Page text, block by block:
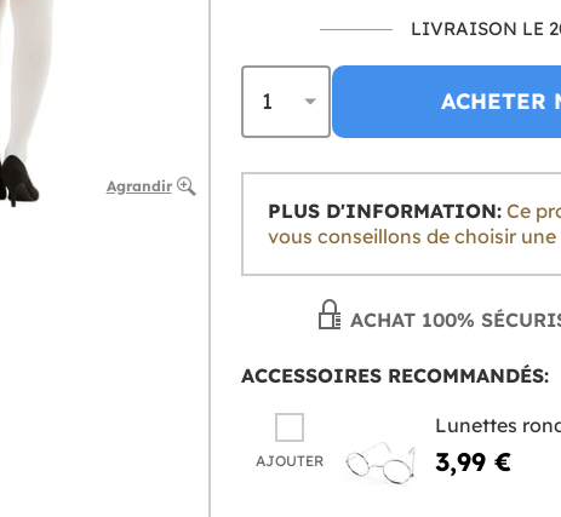
Agrandir
LIVRAISON LE
ACHETER
PLUS D'INFORMATION:Ce produit taille petit , nous
vous conseillons de choisir une
ACHAT 100%
ACCESSOIRES RECOMMANDÉS:
AJOUTER
Lunettes
3,99 €